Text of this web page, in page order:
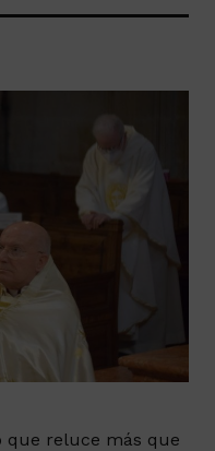
que reluce más que